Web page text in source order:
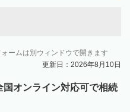
ームは別ウィンドウで開きます
更新日：2026年8月10日
オンライン対応可で相続